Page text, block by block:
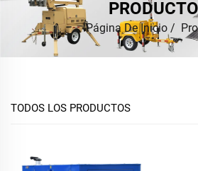
Página De Inicio /
TODOS LOS PRODUCTOS